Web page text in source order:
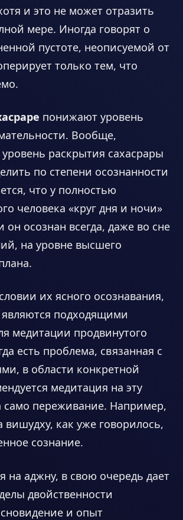
и это не может отразить
мере. Иногда говорят о
пустоте, неописуемой от
только тем, что
понижают уровень
Вообще,
раскрытия сахасрары
по степени осознанности
что у полностью
человека «круг дня и ночи»
он осознан всегда, даже во сне
на уровне высшего
их ясного осознавания,
подходящими
медитации продвинутого
есть проблема, связанная с
в области конкретной
медитация на эту
само переживание. Например,
вишудху, как уже говорилось,
сознание.
на аджну, в свою очередь дает
двойственности
и опыт